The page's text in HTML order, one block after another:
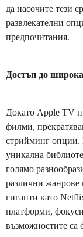
да насочите тези
развлекателни
предпочитания.
Достъп до
Докато Apple TV
филми,
стрийминг опции.
уникална
голямо
различни
гиганти като
платформи,
възможностите са